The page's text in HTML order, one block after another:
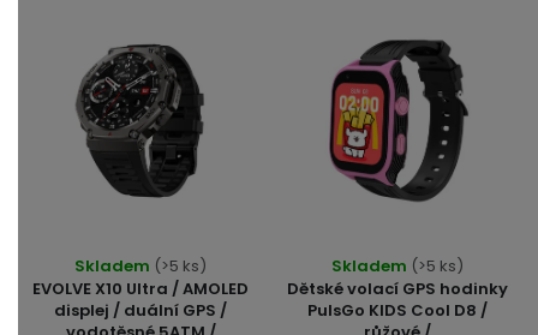
EVOLVE X10 Ultra / AMOLED
displej / duální GPS /
hodnocení
produktu
Skladem (>5 ks)
Dětské volací GPS hodinky
PulsGo KIDS Cool D8 /
Skladem (>5 ks)